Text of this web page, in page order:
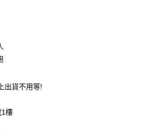
費
費
運費
出貨不用等!
1樓